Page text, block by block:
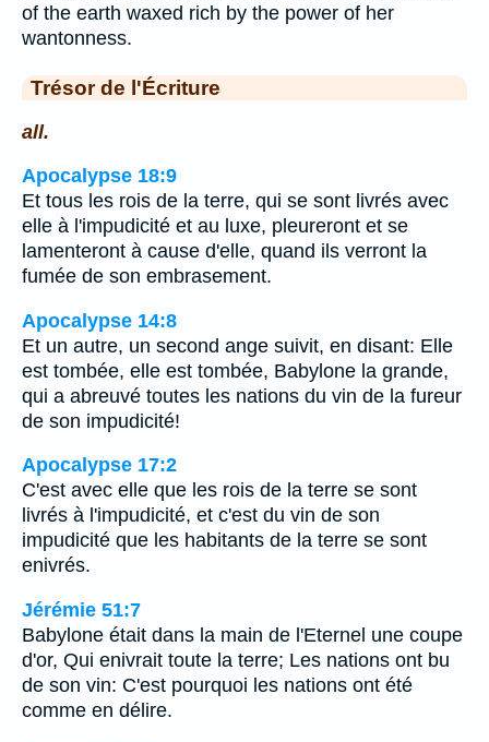
of the earth waxed rich by the power of her
wantonness.
Trésor de l'Écriture
all.
Apocalypse 18:9
Et tous les rois de la terre, qui se sont livrés avec
elle à l'impudicité et au luxe, pleureront et se
lamenteront à cause d'elle, quand ils verront la
fumée de son embrasement.
Apocalypse 14:8
Et un autre, un second ange suivit, en disant: Elle
est tombée, elle est tombée, Babylone la grande,
qui a abreuvé toutes les nations du vin de la fureur
de son impudicité!
Apocalypse 17:2
C'est avec elle que les rois de la terre se sont
livrés à l'impudicité, et c'est du vin de son
impudicité que les habitants de la terre se sont
enivrés.
Jérémie 51:7
Babylone était dans la main de l'Eternel une coupe
d'or, Qui enivrait toute la terre; Les nations ont bu
de son vin: C'est pourquoi les nations ont été
comme en délire.